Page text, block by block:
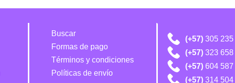
Buscar
Formas de pago
Términos y condiciones
Políticas de envío
(+57)305 235
(+57)323 658
(+57)604 587
(+57)314 504